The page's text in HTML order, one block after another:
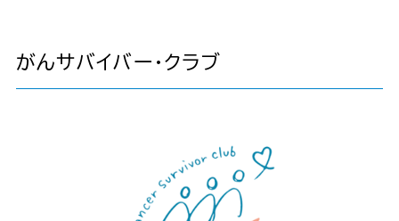
がんサバイバー・クラブ